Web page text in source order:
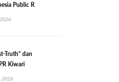
Public R
Truth” dan
Kiwari